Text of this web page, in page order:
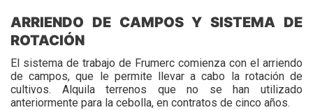
ARRIENDO DE CAMPOS Y SISTEMA DE
ROTACIÓN
El sistema de trabajo de Frumerc comienza con el arriendo
de campos, que le permite llevar a cabo la rotación de
cultivos. Alquila terrenos que no se han utilizado
anteriormente para la cebolla, en contratos de cinco años.